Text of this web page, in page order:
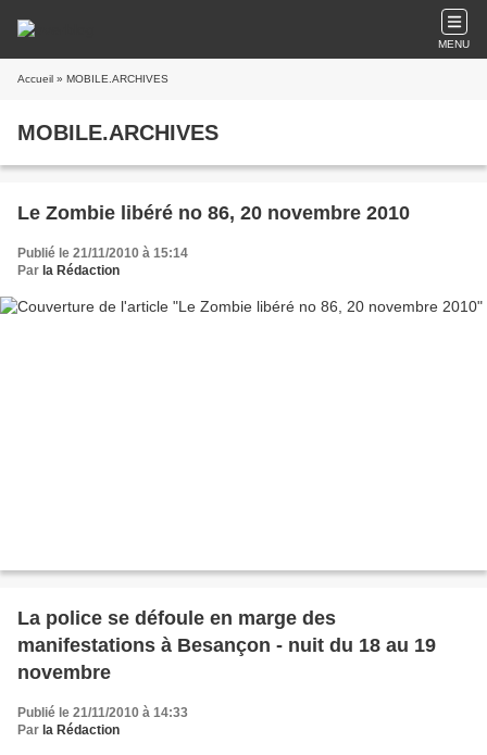
MENU
Accueil » MOBILE.ARCHIVES
MOBILE.ARCHIVES
Le Zombie libéré no 86, 20 novembre 2010
Publié le 21/11/2010 à 15:14
Par la Rédaction
La police se défoule en marge des
manifestations à Besançon - nuit du 18 au 19
novembre
Publié le 21/11/2010 à 14:33
Par la Rédaction